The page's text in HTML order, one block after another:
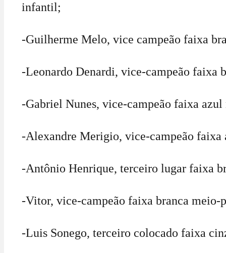
infantil;
-Guilherme Melo, vice campeão faixa
-Leonardo Denardi, vice-campeão faixa
-Gabriel Nunes, vice-campeão faixa
-Alexandre Merigio, vice-campeão faixa
-Antônio Henrique, terceiro lugar faixa
-Vitor, vice-campeão faixa branca meio-
-Luis Sonego, terceiro colocado faixa